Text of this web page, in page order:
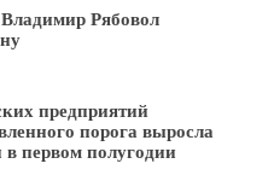
Рябовол
предприятий
порога выросла
в первом полугодии